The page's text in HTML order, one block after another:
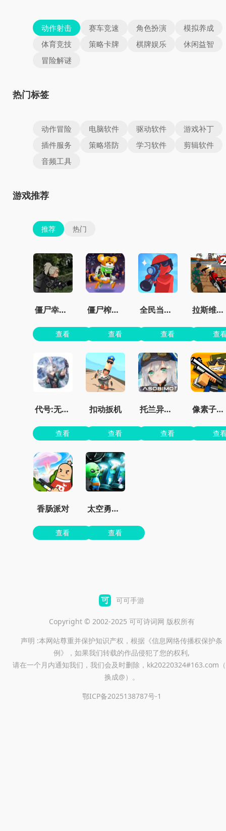
动作射击 赛车竞速 角色扮演
模拟养成
体育竞技
策略卡牌 棋牌娱乐
休闲益智
冒险解谜
热门标签
动作冒险 电脑软件 驱动软件
游戏补丁
插件服务
策略塔防 学习软件
剪辑软件
音频工具
游戏推荐
推荐 热门
僵尸幸存者之城
查看
僵尸榨汁机免费版
查看
全民当枪神
查看
拉斯维加斯无限金币钻石版下载
查
代号:无限大
查看
扣动扳机
查看
托兰异世录
查看
像素子弹无限金币版免广告
查
香肠派对
查看
太空勇士杀杀杀
查看
可可手游
Copyright © 2002-2025 可可诗词网 版权所有
声明 :本网站尊重并保护知识产权，根据《信息网络传播权保护条
例》，如果我们转载的作品侵犯了您的权利,
请在一个月内通知我们，我们会及时删除，kk20220324#163.com
换成@）。
鄂ICP备2025138787号-1